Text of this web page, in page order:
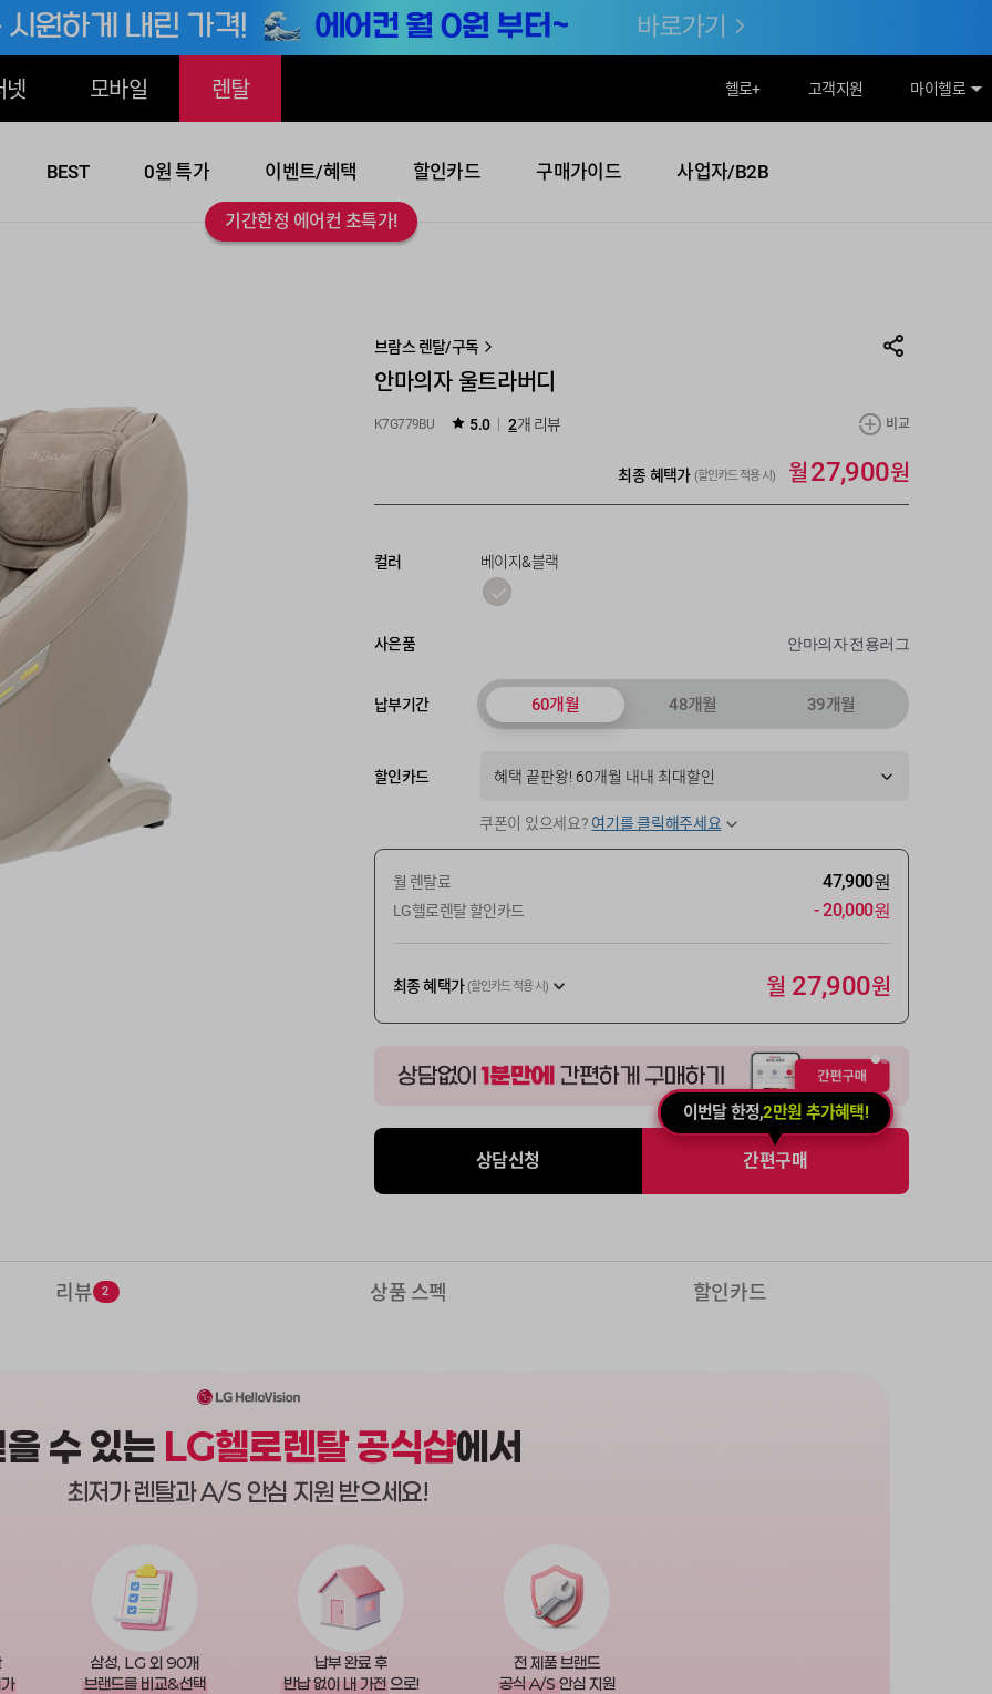
넷 모바일 렌탈 헬로+ 고객지원 마이헬로
BEST 0원 특가 이벤트/혜택
기간한정 에어컨 초특가!
할인카드 구매가이드 사업자/B2B
브람스 렌탈/구독
안마의자 울트라버디
K7G779BU 5.0 2개 리뷰 비교
최종 혜택가 (할인카드 적용 시) 월27,900원
컬러 베이지&블랙
사은품 안마의자 전용러그
납부기간 60개월 48개월 39개월
할인카드 혜택 끝판왕! 60개월 내내 최대할인
쿠폰이 있으세요? 여기를 클릭해주세요
월 렌탈료 47,900원
LG헬로렌탈 할인카드 - 20,000원
최종 혜택가 (할인카드 적용 시) 월 27,900원
상담신청
이번달 한정,2만원 추가혜택!
간편구매
리뷰 2 상품 스펙 할인카드
수 있는 LG헬로렌탈 공식샵에서
최저가 렌탈과 A/S 안심 지원 받으세요!
삼성, LG 외 90개
브랜드를 비교&선택
납부 완료 후
반납 없이 내 가전 으로!
전 제품 브랜드
공식 A/S안심 지원